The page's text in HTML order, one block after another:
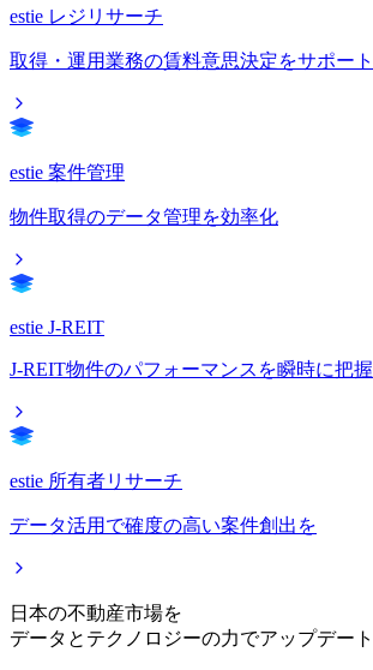
estie レジリサーチ
取得・運用業務の賃料意思決定をサポート
estie 案件管理
物件取得のデータ管理を効率化
estie J-REIT
J-REIT物件のパフォーマンスを瞬時に把握
estie 所有者リサーチ
データ活用で確度の高い案件創出を
日本の不動産市場を
データとテクノロジーの力でアップデート